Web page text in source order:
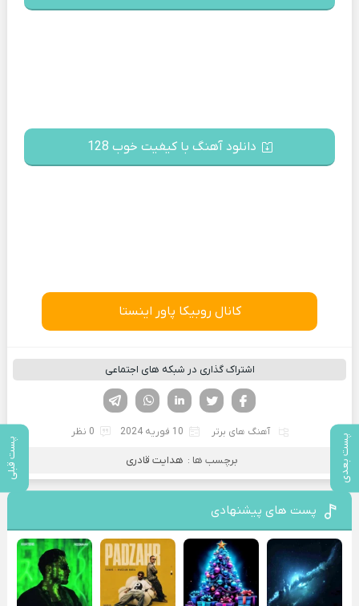
پست بعدی پست قبلی
دانلود آهنگ با کیفیت خوب 128
کانال روبیکا پاور اینستا
اشتراک گذاری در شبکه های اجتماعی
لینکدین تویتر
فیسوک
آهنگ های برتر 10 فوریه 2024 0 نظر
برچسب ها : هدایت قادری
پست های پیشنهادی